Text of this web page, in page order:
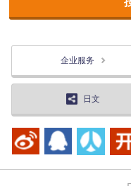
企业服务
日文